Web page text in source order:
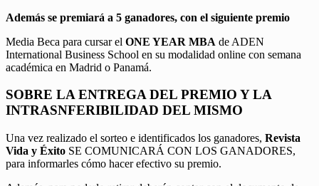
Además se premiará a 5 ganadores, con el siguiente premio
Media Beca para cursar el ONE YEAR MBA de ADEN
International Business School en su modalidad online con semana
académica en Madrid o Panamá.
SOBRE LA ENTREGA DEL PREMIO Y LA
INTRASNFERIBILIDAD DEL MISMO
Una vez realizado el sorteo e identificados los ganadores, Revista
Vida y Éxito SE COMUNICARÁ CON LOS GANADORES,
para informarles cómo hacer efectivo su premio.